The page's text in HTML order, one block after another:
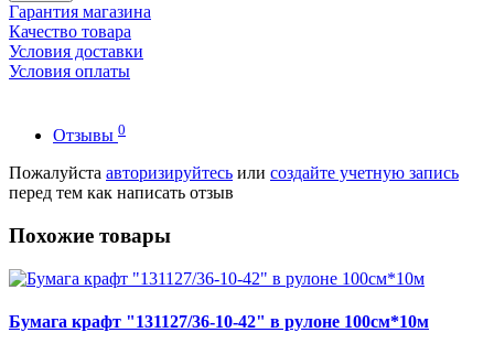
Гарантия магазина
Качество товара
Условия доставки
Условия оплаты
Отзывы 0
Пожалуйста авторизируйтесь или создайте учетную запись
перед тем как написать отзыв
Похожие товары
Бумага крафт "131127/36-10-42" в рулоне 100см*10м